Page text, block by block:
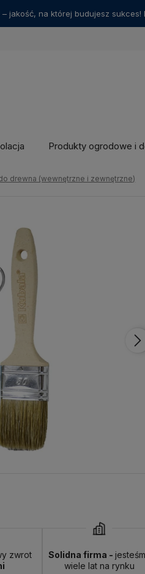
– jakość, na której budujesz
Produkty ogrodowe i
drewna (wewnętrzne i zewnętrzne)
zwrot
Solidna firma -
wiele lat na rynku